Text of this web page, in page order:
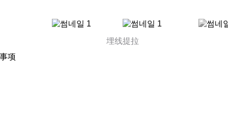
项
埋线提拉